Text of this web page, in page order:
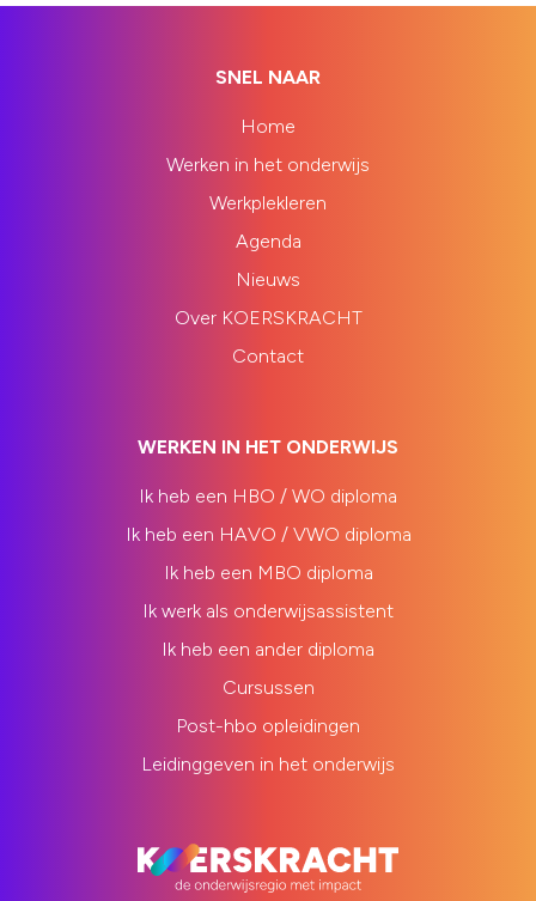
WERKEN IN HET ONDERWIJS
Ik heb een HBO / WO diploma
Ik heb een HAVO / VWO diploma
Ik heb een MBO diploma
Ik werk als onderwijsassistent
Ik heb een ander diploma
Cursussen
Post-hbo opleidingen
Leidinggeven in het onderwijs
SNEL NAAR
Home
Werken in het onderwijs
Werkplekleren
Agenda
Nieuws
Over KOERSKRACHT
Contact